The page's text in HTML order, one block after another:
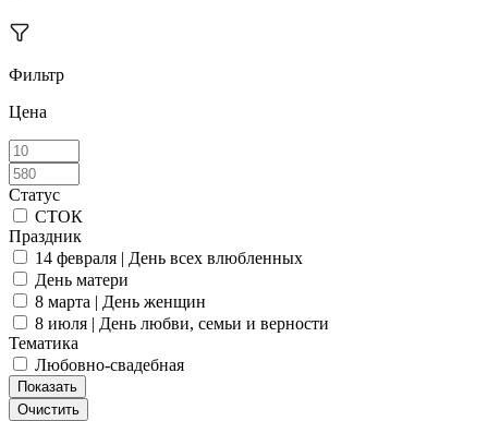
Фильтр
Цена
Статус
СТОК
Праздник
14 февраля | День всех влюбленных
День матери
8 марта | День женщин
8 июля | День любви, семьи и верности
Тематика
Любовно-свадебная